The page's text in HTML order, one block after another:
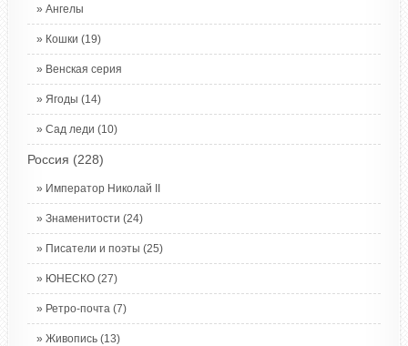
Ангелы
Кошки (19)
Венская серия
Ягоды (14)
Сад леди (10)
Россия (228)
Император Николай II
Знаменитости (24)
Писатели и поэты (25)
ЮНЕСКО (27)
Ретро-почта (7)
Живопись (13)